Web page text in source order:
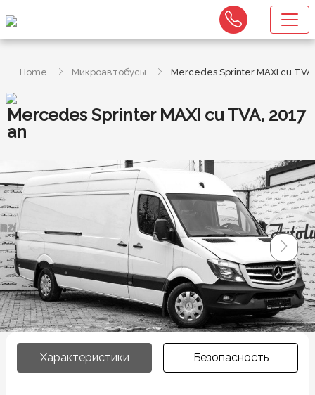
Home Микроавтобусы Mercedes Sprinter MAXI cu
Mercedes Sprinter MAXI cu TVA, 2017
an
Характеристики Безопасность